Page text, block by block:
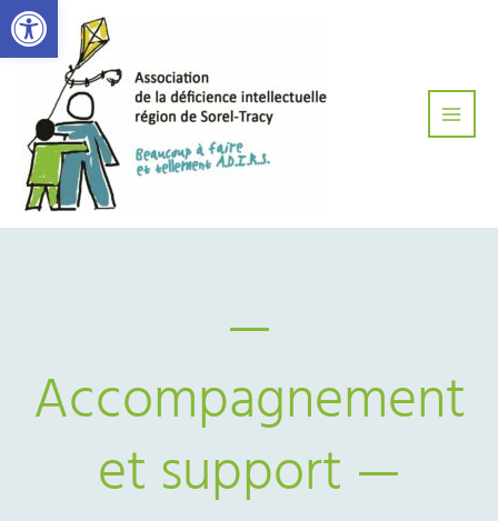
Aller
au
—
Accompagnement
et support —